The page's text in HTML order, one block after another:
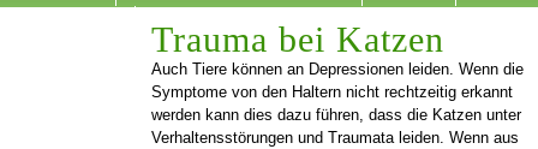
Trauma bei Katzen
Auch Tiere können an Depressionen leiden. Wenn die
Symptome von den Haltern nicht rechtzeitig erkannt
werden kann dies dazu führen, dass die Katzen unter
Verhaltensstörungen und Traumata leiden. Wenn aus